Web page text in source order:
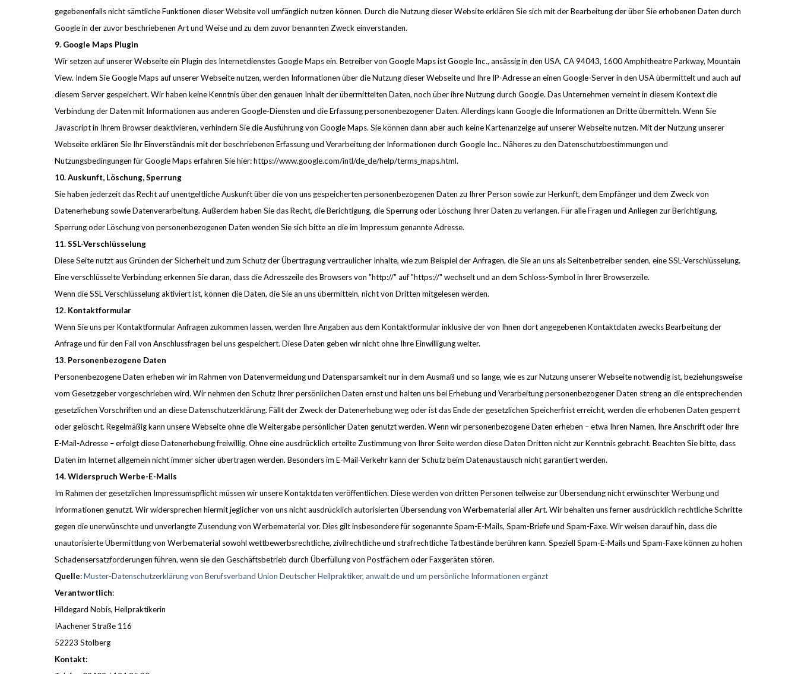
gegebenenfalls nicht sämtliche Funktionen dieser Website voll umfänglich nutzen können. Durch die Nutzung dieser Website erklären Sie sich mit der Bearbeitung der über Sie erhobenen Daten durch
Google in der zuvor beschriebenen Art und Weise und zu dem zuvor benannten Zweck einverstanden.
9. Google Maps Plugin
Wir setzen auf unserer Webseite ein Plugin des Internetdienstes Google Maps ein. Betreiber von Google Maps ist Google Inc., ansässig in den USA, CA 94043, 1600 Amphitheatre Parkway, Mountain
View. Indem Sie Google Maps auf unserer Webseite nutzen, werden Informationen über die Nutzung dieser Webseite und Ihre IP-Adresse an einen Google-Server in den USA übermittelt und auch auf
diesem Server gespeichert. Wir haben keine Kenntnis über den genauen Inhalt der übermittelten Daten, noch über ihre Nutzung durch Google. Das Unternehmen verneint in diesem Kontext die
Verbindung der Daten mit Informationen aus anderen Google-Diensten und die Erfassung personenbezogener Daten. Allerdings kann Google die Informationen an Dritte übermitteln. Wenn Sie
Javascript in Ihrem Browser deaktivieren, verhindern Sie die Ausführung von Google Maps. Sie können dann aber auch keine Kartenanzeige auf unserer Webseite nutzen. Mit der Nutzung unserer
Webseite erklären Sie Ihr Einverständnis mit der beschriebenen Erfassung und Verarbeitung der Informationen durch Google Inc.. Näheres zu den Datenschutzbestimmungen und
Nutzungsbedingungen für Google Maps erfahren Sie hier: https://www.google.com/intl/de_de/help/terms_maps.html.
10. Auskunft, Löschung, Sperrung
Sie haben jederzeit das Recht auf unentgeltliche Auskunft über die von uns gespeicherten personenbezogenen Daten zu Ihrer Person sowie zur Herkunft, dem Empfänger und dem Zweck von
Datenerhebung sowie Datenverarbeitung. Außerdem haben Sie das Recht, die Berichtigung, die Sperrung oder Löschung Ihrer Daten zu verlangen. Für alle Fragen und Anliegen zur Berichtigung,
Sperrung oder Löschung von personenbezogenen Daten wenden Sie sich bitte an die im Impressum genannte Adresse.
11. SSL-Verschlüsselung
Diese Seite nutzt aus Gründen der Sicherheit und zum Schutz der Übertragung vertraulicher Inhalte, wie zum Beispiel der Anfragen, die Sie an uns als Seitenbetreiber senden, eine SSL-Verschlüsselung.
Eine verschlüsselte Verbindung erkennen Sie daran, dass die Adresszeile des Browsers von "http://" auf "https://" wechselt und an dem Schloss-Symbol in Ihrer Browserzeile.
Wenn die SSL Verschlüsselung aktiviert ist, können die Daten, die Sie an uns übermitteln, nicht von Dritten mitgelesen werden.
12. Kontaktformular
Wenn Sie uns per Kontaktformular Anfragen zukommen lassen, werden Ihre Angaben aus dem Kontaktformular inklusive der von Ihnen dort angegebenen Kontaktdaten zwecks Bearbeitung der
Anfrage und für den Fall von Anschlussfragen bei uns gespeichert. Diese Daten geben wir nicht ohne Ihre Einwilligung weiter.
13. Personenbezogene Daten
Personenbezogene Daten erheben wir im Rahmen von Datenvermeidung und Datensparsamkeit nur in dem Ausmaß und so lange, wie es zur Nutzung unserer Webseite notwendig ist, beziehungsweise
vom Gesetzgeber vorgeschrieben wird. Wir nehmen den Schutz Ihrer persönlichen Daten ernst und halten uns bei Erhebung und Verarbeitung personenbezogener Daten streng an die entsprechenden
gesetzlichen Vorschriften und an diese Datenschutzerklärung. Fällt der Zweck der Datenerhebung weg oder ist das Ende der gesetzlichen Speicherfrist erreicht, werden die erhobenen Daten gesperrt
oder gelöscht. Regelmäßig kann unsere Webseite ohne die Weitergabe persönlicher Daten genutzt werden. Wenn wir personenbezogene Daten erheben – etwa Ihren Namen, Ihre Anschrift oder Ihre
E-Mail-Adresse – erfolgt diese Datenerhebung freiwillig. Ohne eine ausdrücklich erteilte Zustimmung von Ihrer Seite werden diese Daten Dritten nicht zur Kenntnis gebracht. Beachten Sie bitte, dass
Daten im Internet allgemein nicht immer sicher übertragen werden. Besonders im E-Mail-Verkehr kann der Schutz beim Datenaustausch nicht garantiert werden.
14. Widerspruch Werbe-E-Mails
Im Rahmen der gesetzlichen Impressumspflicht müssen wir unsere Kontaktdaten veröffentlichen. Diese werden von dritten Personen teilweise zur Übersendung nicht erwünschter Werbung und
Informationen genutzt. Wir widersprechen hiermit jeglicher von uns nicht ausdrücklich autorisierten Übersendung von Werbematerial aller Art. Wir behalten uns ferner ausdrücklich rechtliche Schritte
gegen die unerwünschte und unverlangte Zusendung von Werbematerial vor. Dies gilt insbesondere für sogenannte Spam-E-Mails, Spam-Briefe und Spam-Faxe. Wir weisen darauf hin, dass die
unautorisierte Übermittlung von Werbematerial sowohl wettbewerbsrechtliche, zivilrechtliche und strafrechtliche Tatbestände berühren kann. Speziell Spam-E-Mails und Spam-Faxe können zu hohen
Schadensersatzforderungen führen, wenn sie den Geschäftsbetrieb durch Überfüllung von Postfächern oder Faxgeräten stören.
Quelle:Muster-Datenschutzerklärung von Berufsverband Union Deutscher Heilpraktiker, anwalt.de und um persönliche Informationen ergänzt
Verantwortlich:
Hildegard Nobis, Heilpraktikerin
IAachener Straße 116
52223 Stolberg
Kontakt: